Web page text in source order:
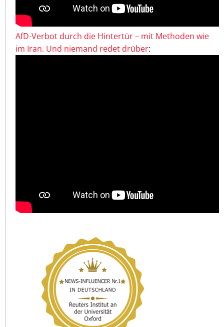
AfD-Verbot durch die Hintertür – mit Methoden wie
im Iran. Und niemand redet drüber: